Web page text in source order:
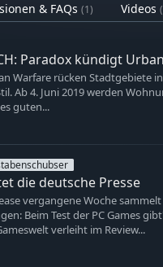
& FAQs (1) Videos
Paradox kündigt
Warfare rücken Stadtgebiete
Ab 4. Juni 2019 werden
guten...
die deutsche Presse
vergangene Woche
Beim Test der PC Games
verleiht im Review...